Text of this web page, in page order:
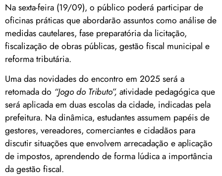
Na sexta-feira (19/09), o público poderá participar de
oficinas práticas que abordarão assuntos como análise de
medidas cautelares, fase preparatória da licitação,
fiscalização de obras públicas, gestão fiscal municipal e
reforma tributária.
Uma das novidades do encontro em 2025 será a
retomada do “Jogo do Tributo”, atividade pedagógica que
será aplicada em duas escolas da cidade, indicadas pela
prefeitura. Na dinâmica, estudantes assumem papéis de
gestores, vereadores, comerciantes e cidadãos para
discutir situações que envolvem arrecadação e aplicação
de impostos, aprendendo de forma lúdica a importância
da gestão fiscal.